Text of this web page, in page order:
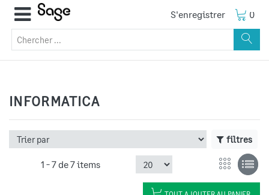
S'enregistrer 0
INFORMATICA
filtres
1 -7de7 items